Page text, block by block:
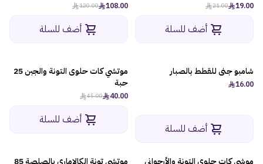
19.00
21.00
أضف للسلة
108.00
120.00
أضف للسلة
شامبو جنى للقطط بالصبار
16.00
أضف للسلة
-12%
موتشي كات حلوى التونة والجبن 25
حبة
40.00
45.00
أضف للسلة
موشي كات حلوى التونة والأرجواني
موتشي تونة الكالاماري بالصلصة 85